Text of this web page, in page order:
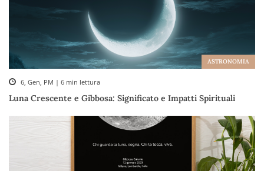
ASTRONOMIA
6, Gen, PM | 6 min lettura
Luna Crescente e Gibbosa: Significato e Impatti Spirituali